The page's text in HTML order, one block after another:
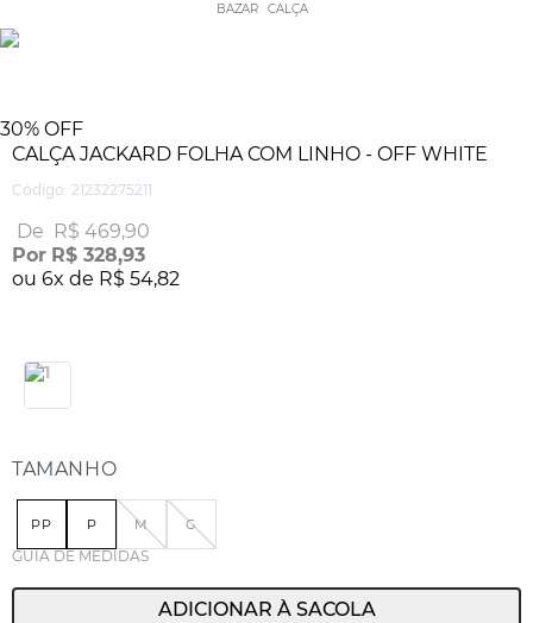
BAZAR CALÇA
30% OFF
CALÇA JACKARD FOLHA COM LINHO - OFF WHITE
Código: 21232275211
De R$ 469,90
Por R$ 328,93
ou 6x de R$ 54,82
TAMANHO
PP P M G
GUIA DE MEDIDAS
ADICIONAR À SACOLA